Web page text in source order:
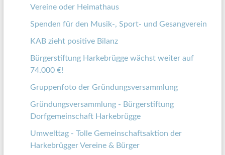
Vereine oder Heimathaus
Spenden für den Musik-, Sport- und Gesangverein
KAB zieht positive Bilanz
Bürgerstiftung Harkebrügge wächst weiter auf
74.000 €!
Gruppenfoto der Gründungsversammlung
Gründungsversammlung - Bürgerstiftung
Dorfgemeinschaft Harkebrügge
Umwelttag - Tolle Gemeinschaftsaktion der
Harkebrügger Vereine & Bürger